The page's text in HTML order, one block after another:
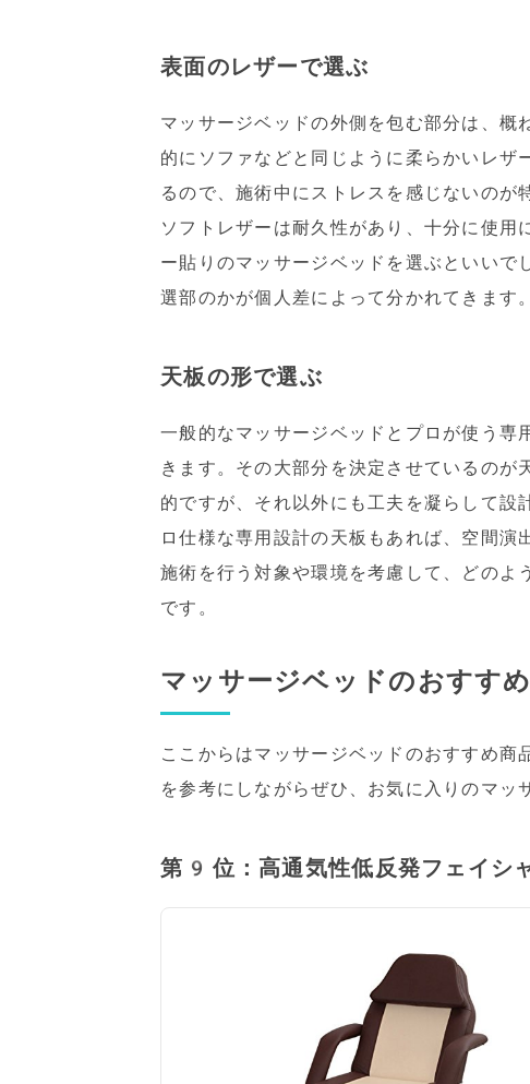
表面のレザーで選ぶ
マッサージベッドの外側を包む部分は、
的にソファなどと同じように柔らかいレザ
るので、施術中にストレスを感じないのが
ソフトレザーは耐久性があり、十分に使
ー貼りのマッサージベッドを選ぶといいで
選部のかが個人差によって分かれてきます。
天板の形で選ぶ
一般的なマッサージベッドとプロが使う専
きます。その大部分を決定させているの
的ですが、それ以外にも工夫を凝らして
ロ仕様な専用設計の天板もあれば、空間演
施術を行う対象や環境を考慮して、どのよ
です。
マッサージベッドのおすす
ここからはマッサージベッドのおすすめ
を参考にしながらぜひ、お気に入りのマッ
第9位：高通気性低反発フェイ